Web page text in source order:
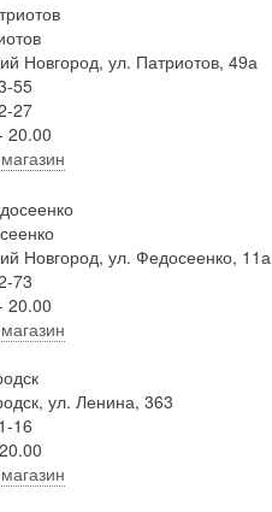
Новгород, ул. Патриотов, 49а
55
27
20.00
Новгород, ул. Федосеенко, 11а
73
20.00
ул. Ленина, 363
16